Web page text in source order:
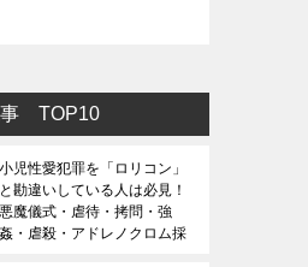
事 TOP10
小児性愛犯罪を「ロリコン」
と勘違いしている人は必見！
悪魔儀式・虐待・拷問・強
姦・虐殺・アドレノクロム採